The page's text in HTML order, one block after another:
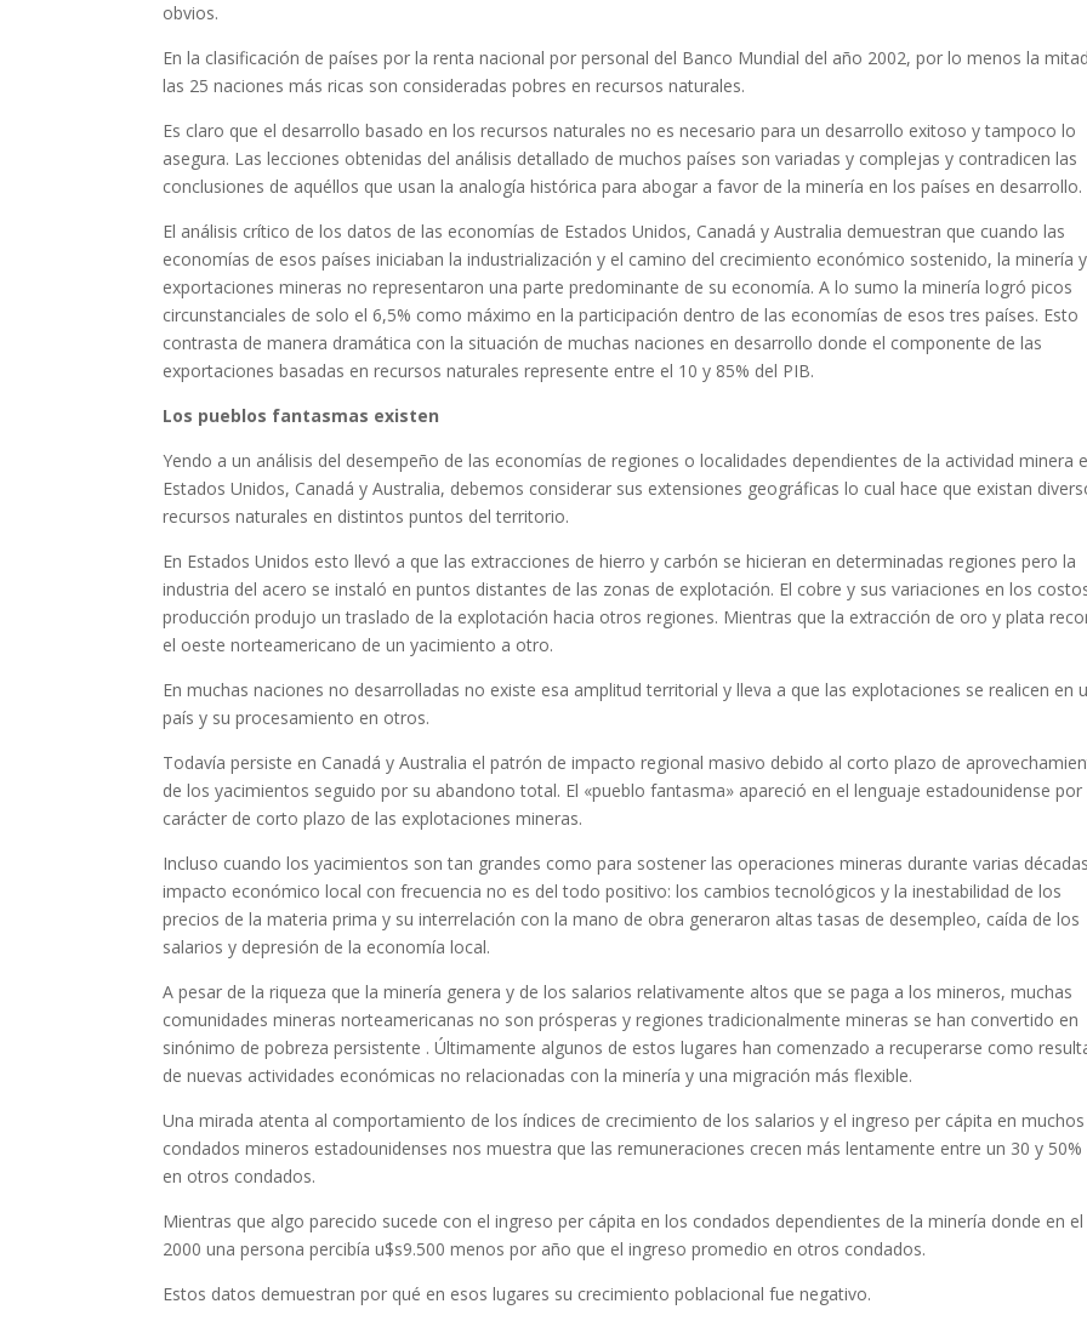
obvios.
En la clasificación de países por la renta nacional por personal del Banco Mundial del año 2002, por lo menos la
las 25 naciones más ricas son consideradas pobres en recursos naturales.
Es claro que el desarrollo basado en los recursos naturales no es necesario para un desarrollo exitoso y tampoco lo
asegura. Las lecciones obtenidas del análisis detallado de muchos países son variadas y complejas y contradicen las
conclusiones de aquéllos que usan la analogía histórica para abogar a favor de la minería en los países en desarrollo.
El análisis crítico de los datos de las economías de Estados Unidos, Canadá y Australia demuestran que cuando las
economías de esos países iniciaban la industrialización y el camino del crecimiento económico sostenido, la minería
exportaciones mineras no representaron una parte predominante de su economía. A lo sumo la minería logró picos
circunstanciales de solo el 6,5% como máximo en la participación dentro de las economías de esos tres países. Esto
contrasta de manera dramática con la situación de muchas naciones en desarrollo donde el componente de las
exportaciones basadas en recursos naturales represente entre el 10 y 85% del PIB.
Los pueblos fantasmas existen
Yendo a un análisis del desempeño de las economías de regiones o localidades dependientes de la actividad minera
Estados Unidos, Canadá y Australia, debemos considerar sus extensiones geográficas lo cual hace que existan
recursos naturales en distintos puntos del territorio.
En Estados Unidos esto llevó a que las extracciones de hierro y carbón se hicieran en determinadas regiones pero la
industria del acero se instaló en puntos distantes de las zonas de explotación. El cobre y sus variaciones en los
producción produjo un traslado de la explotación hacia otros regiones. Mientras que la extracción de oro y plata
el oeste norteamericano de un yacimiento a otro.
En muchas naciones no desarrolladas no existe esa amplitud territorial y lleva a que las explotaciones se realicen en
país y su procesamiento en otros.
Todavía persiste en Canadá y Australia el patrón de impacto regional masivo debido al corto plazo de
de los yacimientos seguido por su abandono total. El «pueblo fantasma» apareció en el lenguaje estadounidense por
carácter de corto plazo de las explotaciones mineras.
Incluso cuando los yacimientos son tan grandes como para sostener las operaciones mineras durante varias
impacto económico local con frecuencia no es del todo positivo: los cambios tecnológicos y la inestabilidad de los
precios de la materia prima y su interrelación con la mano de obra generaron altas tasas de desempleo, caída de los
salarios y depresión de la economía local.
A pesar de la riqueza que la minería genera y de los salarios relativamente altos que se paga a los mineros, muchas
comunidades mineras norteamericanas no son prósperas y regiones tradicionalmente mineras se han convertido en
sinónimo de pobreza persistente . Últimamente algunos de estos lugares han comenzado a recuperarse como
de nuevas actividades económicas no relacionadas con la minería y una migración más flexible.
Una mirada atenta al comportamiento de los índices de crecimiento de los salarios y el ingreso per cápita en muchos
condados mineros estadounidenses nos muestra que las remuneraciones crecen más lentamente entre un 30 y 50%
en otros condados.
Mientras que algo parecido sucede con el ingreso per cápita en los condados dependientes de la minería donde en
2000 una persona percibía u$s9.500 menos por año que el ingreso promedio en otros condados.
Estos datos demuestran por qué en esos lugares su crecimiento poblacional fue negativo.